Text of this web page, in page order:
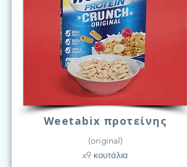
Weetabix προτείνης
(original)
x9 κουτάλια